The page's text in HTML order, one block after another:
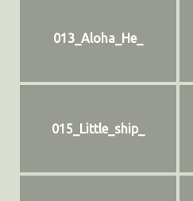
013_Aloha_He_
015_Little_ship_